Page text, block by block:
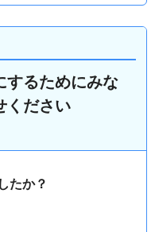
するためにみな
ください
たか？